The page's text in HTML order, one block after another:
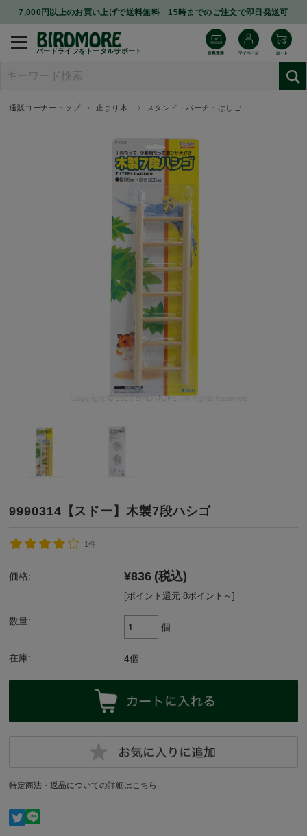
7,000円以上のお買い上げで送料無料 15時までのご注文で即日発送可
バードライフをトータルサポート
通販コーナートップ 止まり木 スタンド・パーチ・はしご
9990314【スドー】木製7段ハシゴ
1件
価格: ¥836 (税込)
[ポイント還元 8ポイント～]
数量:
個
在庫: 4個
特定商法・返品についての詳細はこちら